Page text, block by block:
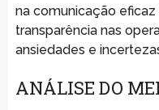
na comunicação
transparência nas
ansiedades e
ANÁLISE DO